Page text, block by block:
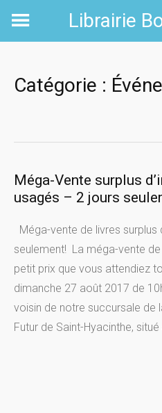
Librairie
Catégorie :
Méga-Vente surplus
usagés – 2 jours
Méga-vente de livres surplus
seulement! La méga-vente de
petit prix que vous attendiez
dimanche 27 août 2017 de
voisin de notre succursale de
Futur de Saint-Hyacinthe, situé